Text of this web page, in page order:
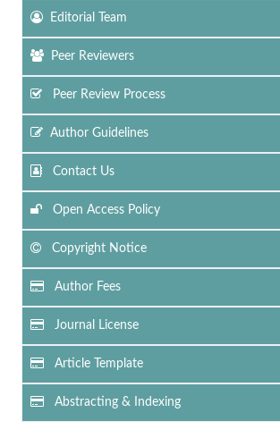
Editorial Team
Peer Reviewers
Peer Review Process
Author Guidelines
Contact Us
Open Access Policy
Copyright Notice
Author Fees
Journal License
Article Template
Abstracting & Indexing